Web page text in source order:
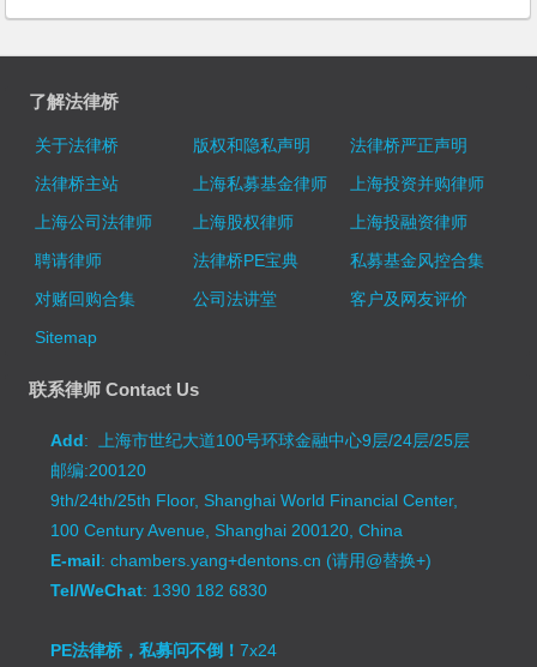
了解法律桥
关于法律桥 版权和隐私声明
法律桥严正声明
法律桥主站
上海私募基金律师
上海投资并购律师
上海公司法律师
上海股权律师
上海投融资律师
聘请律师
法律桥PE宝典
私募基金风控合集
对赌回购合集
公司法讲堂
客户及网友评价
Sitemap
联系律师 Contact Us
Add: 上海市世纪大道100号环球金融中心9层/24层/25层
邮编:200120
9th/24th/25th Floor, Shanghai World Financial Center,
100 Century Avenue, Shanghai 200120, China
E-mail: chambers.yang+dentons.cn (请用@替换+)
Tel/WeChat: 1390 182 6830
PE法律桥，私募问不倒！7x24